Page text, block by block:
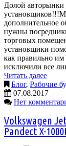
Долой авторынки
дополнительное
нужны
торговых
установщики
как правильно им
исключили все
Читать далее
Блог, Рабочие
07.08.2017
Нет
Volkswagen
Pandect X-